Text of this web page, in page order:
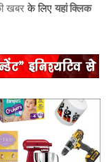
खबरके लिए यहां क्लिक